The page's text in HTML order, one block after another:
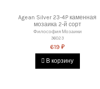
Agean Silver 23-4P каменная
мозаика 2-й сорт
Философия Мозаики
36023
619 ₽
В корзину